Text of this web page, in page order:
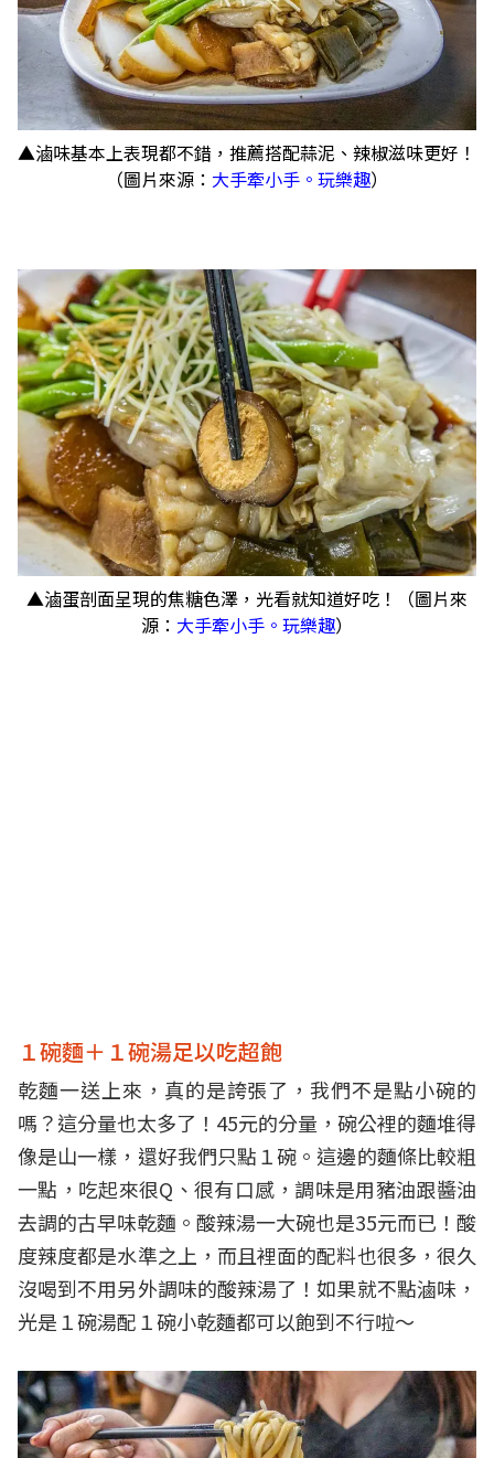
▲滷味基本上表現都不錯，推薦搭配蒜泥、辣椒滋味更好！
（圖片來源： 大手牽小手。玩樂趣）
▲滷蛋剖面呈現的焦糖色澤，光看就知道好吃！（圖片來
源： 大手牽小手。玩樂趣）
１碗麵＋１碗湯足以吃超飽
乾麵一送上來，真的是誇張了，我們不是點小碗的
嗎？這分量也太多了！45元的分量，碗公裡的麵堆得
像是山一樣，還好我們只點１碗。這邊的麵條比較粗
一點，吃起來很Q、很有口感，調味是用豬油跟醬油
去調的古早味乾麵。酸辣湯一大碗也是35元而已！酸
度辣度都是水準之上，而且裡面的配料也很多，很久
沒喝到不用另外調味的酸辣湯了！如果就不點滷味，
光是１碗湯配１碗小乾麵都可以飽到不行啦～